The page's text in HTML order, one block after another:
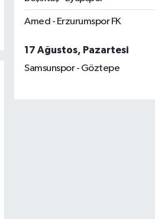
Amed - Erzurumspor FK
17 Ağustos, Pazartesi
Samsunspor - Göztepe